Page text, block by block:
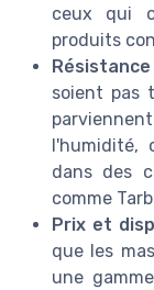
ceux qui
produits
soient pas
dans des
comme
Prix et
que les
une